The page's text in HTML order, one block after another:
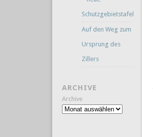
Schutzgebietstafeln
Auf den Weg zum
Ursprung des
Zillers
ARCHIVE
Archive